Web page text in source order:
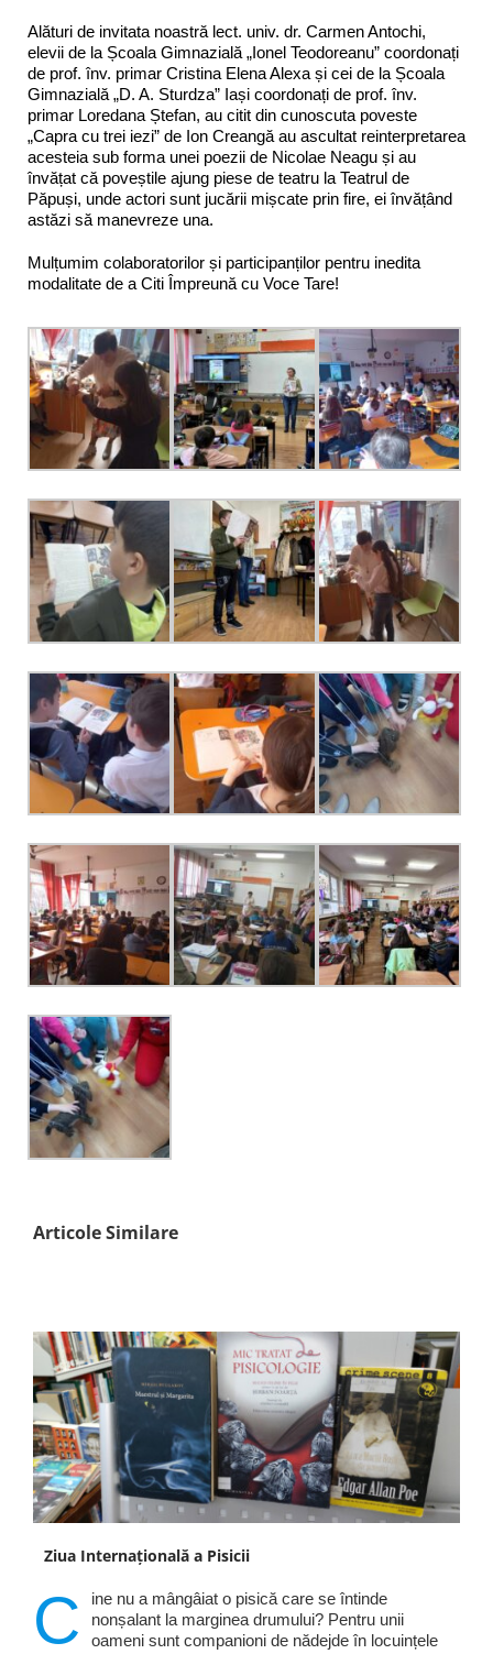
Alături de invitata noastră lect. univ. dr. Carmen Antochi,
elevii de la Școala Gimnazială „Ionel Teodoreanu” coordonați
de prof. înv. primar Cristina Elena Alexa și cei de la Școala
Gimnazială „D. A. Sturdza” Iași coordonați de prof. înv.
primar Loredana Ștefan, au citit din cunoscuta poveste
„Capra cu trei iezi” de Ion Creangă au ascultat reinterpretarea
acesteia sub forma unei poezii de Nicolae Neagu și au
învățat că poveștile ajung piese de teatru la Teatrul de
Păpuși, unde actori sunt jucării mișcate prin fire, ei învățând
astăzi să manevreze una.
Mulțumim colaboratorilor și participanților pentru inedita
modalitate de a Citi Împreună cu Voce Tare!
Articole Similare
Ziua Internațională a Pisicii
C
ine nu a mângâiat o pisică care se întinde
nonșalant la marginea drumului? Pentru unii
oameni sunt companioni de nădejde în locuințele